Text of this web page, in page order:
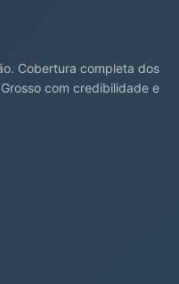
Cobertura completa dos
com credibilidade e